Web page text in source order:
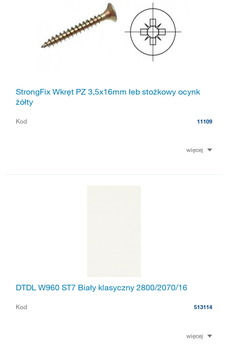
StrongFix Wkręt PZ 3,5x16mm łeb stożkowy ocynk
żółty
Kod 11109
więcej
DTDL W960 ST7 Biały klasyczny 2800/2070/16
Kod 513114
więcej